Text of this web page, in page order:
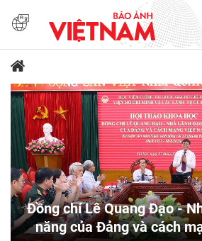
Đồng chí Lê Quang Đạo -
năng của Đảng và cách